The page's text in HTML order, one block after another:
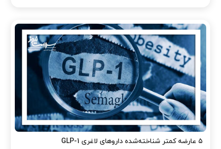
۵ عارضه کمتر شناخته‌شده داروهای لاغری GLP-1